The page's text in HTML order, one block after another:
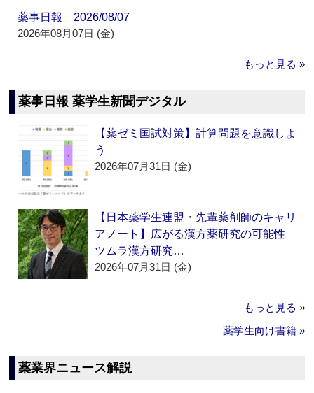
薬事日報 2026/08/07
2026年08月07日 (金)
もっと見る »
薬事日報 薬学生新聞デジタル
【薬ゼミ国試対策】計算問題を意識しよ
う
2026年07月31日 (金)
【日本薬学生連盟・先輩薬剤師のキャリ
アノート】広がる漢方薬研究の可能性
ツムラ漢方研究…
2026年07月31日 (金)
もっと見る »
薬学生向け書籍 »
薬業界ニュース解説